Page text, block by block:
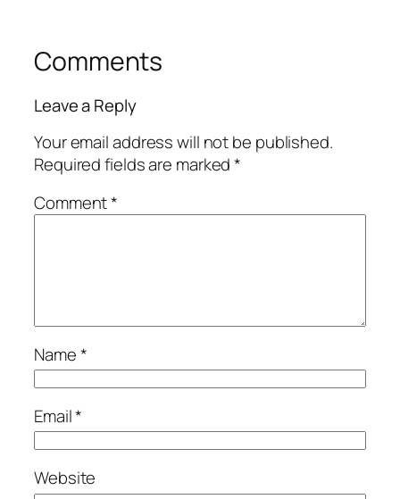
Comments
Leave a Reply
Your email address will not be published.
Required fields are marked*
Comment*
Name*
Email*
Website